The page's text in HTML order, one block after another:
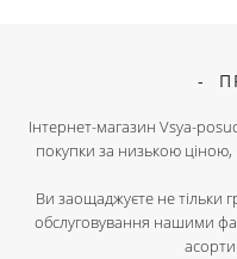
Інтернет-магазин Vsya-
покупки за низькою
Ви заощаджуєте не
обслуговування нашими